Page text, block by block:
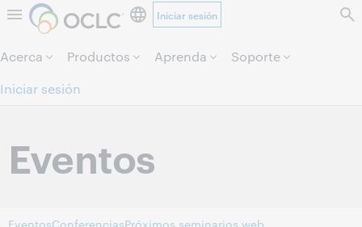
Saltar al contenido.
Iniciar sesión
Acerca Productos Aprenda
Soporte
Iniciar sesión
Eventos
EventosConferenciasPróximos seminarios web